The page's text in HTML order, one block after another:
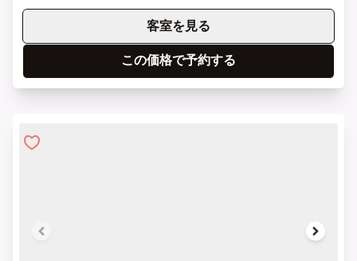
客室を見る
この価格で予約する